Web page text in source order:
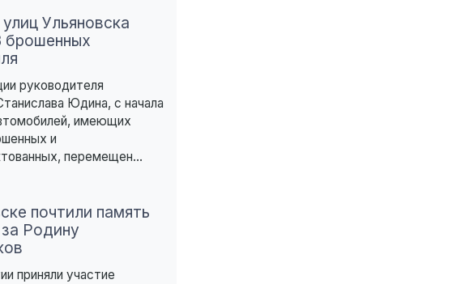
Ульяновска
брошенных
руководителя
Юдина, с начала
имеющих
и
перемещен...
почтили память
Родину
приняли участие